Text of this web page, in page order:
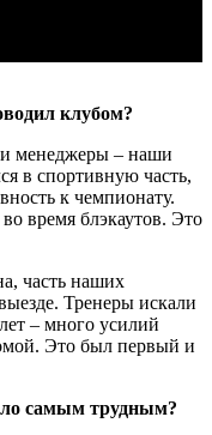
клубом?
и менеджеры – наши
в спортивную часть,
к чемпионату.
время блэкаутов. Это
часть наших
Тренеры искали
– много усилий
Это был первый и
самым трудным?